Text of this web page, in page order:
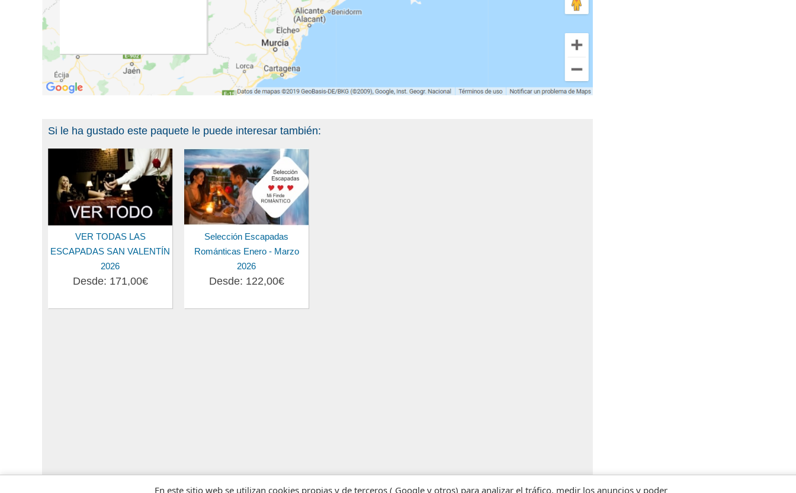
Si le ha gustado este paquete le puede interesar también:
VER TODAS LAS
ESCAPADAS SAN VALENTÍN
2026
Desde: 171,00€
Selección Escapadas
Románticas Enero - Marzo
2026
Desde: 122,00€
En este sitio web se utilizan cookies propias y de terceros ( Google y otros) para analizar el tráfico, medir los anuncios y poder